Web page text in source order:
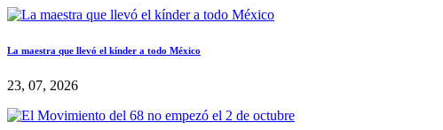
La maestra que llevó el kínder a todo México
23, 07, 2026